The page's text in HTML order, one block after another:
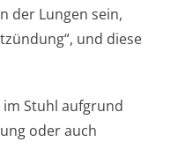
der Lungen sein,
und diese
Stuhl aufgrund
oder auch